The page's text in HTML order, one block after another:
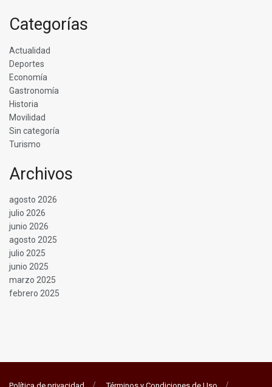
Categorías
Actualidad
Deportes
Economía
Gastronomía
Historia
Movilidad
Sin categoría
Turismo
Archivos
agosto 2026
julio 2026
junio 2026
agosto 2025
julio 2025
junio 2025
marzo 2025
febrero 2025